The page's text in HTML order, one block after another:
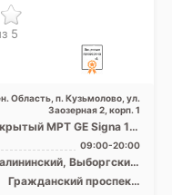
5
Область, п. Кузьмолово, ул.
Заозерная 2, корп. 1
МРТ GE Signa 1.5
КТ GE Revolution EVO
128 срезов, УЗИ ...
09:00-20:00
Выборгский,
Курортный,
Лен. область
Гражданский проспект,